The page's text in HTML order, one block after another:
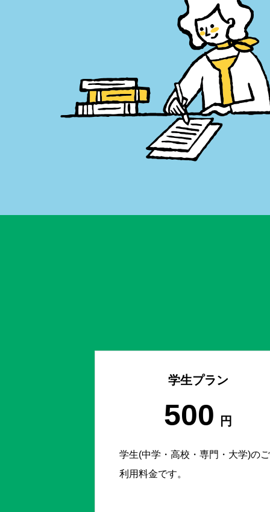
学生プラン
500 円
学生(中学・高校・専門・大学)のご
利用料金です。